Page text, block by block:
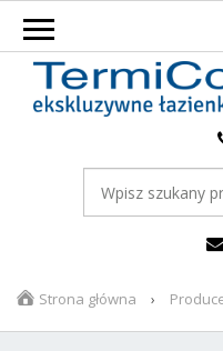
Strona główna